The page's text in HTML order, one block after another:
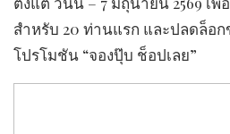
สำหรับ 20 ท่านแรก และปลดล็อ
โปรโมชัน “จองปุ๊บ ช็อปเลย”